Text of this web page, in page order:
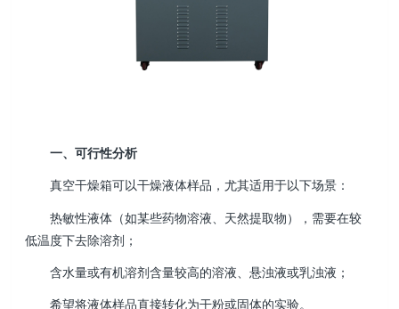
一、可行性分析
真空干燥箱可以干燥液体样品，尤其适用于以下场景：
热敏性液体（如某些药物溶液、天然提取物），需要在较
低温度下去除溶剂；
含水量或有机溶剂含量较高的溶液、悬浊液或乳浊液；
希望将液体样品直接转化为干粉或固体的实验。